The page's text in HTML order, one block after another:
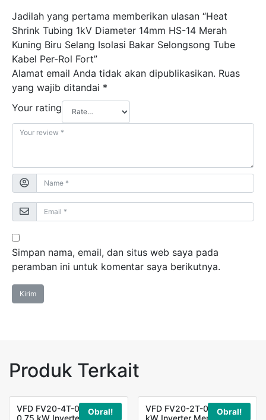
Rol
Fort
Jadilah yang pertama memberikan ulasan “Heat
Shrink Tubing 1kV Diameter 14mm HS-14 Merah
Kuning Biru Selang Isolasi Bakar Selongsong Tube
Kabel Per-Rol Fort”
Alamat email Anda tidak akan dipublikasikan. Ruas
yang wajib ditandai *
Your rating
Simpan nama, email, dan situs web saya pada
peramban ini untuk komentar saya berikutnya.
Produk Terkait
Obral!
VFD FV20-4T-0007G
0,75 kW Inverter Merk
Obral!
VFD FV20-2T-0022G 2,2
kW Inverter Merk FORT